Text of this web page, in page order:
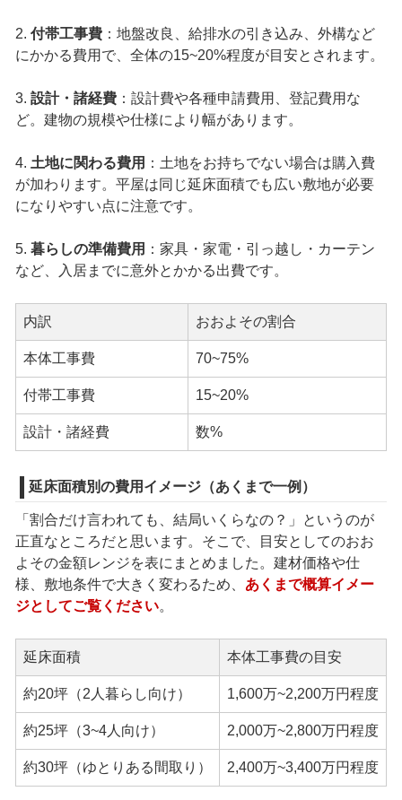
2. 付帯工事費：地盤改良、給排水の引き込み、外構など
にかかる費用で、全体の15~20%程度が目安とされます。
3. 設計・諸経費：設計費や各種申請費用、登記費用な
ど。建物の規模や仕様により幅があります。
4. 土地に関わる費用 ：土地をお持ちでない場合は購入費
が加わります。平屋は同じ延床面積でも広い敷地が必要
になりやすい点に注意です。
5. 暮らしの準備費用 ：家具・家電・引っ越し・カーテン
など、入居までに意外とかかる出費です。
内訳 おおよその割合
本体工事費 70~75%
付帯工事費 15~20%
設計・諸経費 数%
延床面積別の費用イメージ（あくまで一例）
「割合だけ言われても、結局いくらなの？」というのが
正直なところだと思います。そこで、目安としてのおお
よその金額レンジを表にまとめました。建材価格や仕
様、敷地条件で大きく変わるため、 あくまで概算イメー
ジとしてご覧ください。
延床面積 本体工事費の目安
約20坪（2人暮らし向け） 1,600万~2,200万円程度
約25坪（3~4人向け） 2,000万~2,800万円程度
約30坪（ゆとりある間取り） 2,400万~3,400万円程度